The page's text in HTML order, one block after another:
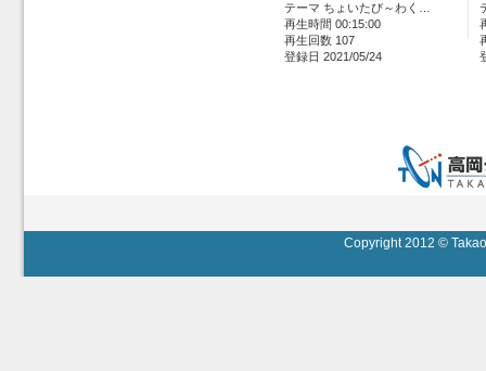
テーマ ちょいたび～わく…
再生時間 00:15:00
再生回数 107
登録日 2021/05/24
Copyright 2012 ©